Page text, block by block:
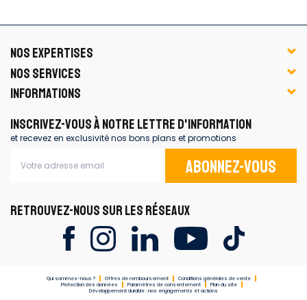
NOS EXPERTISES
NOS SERVICES
INFORMATIONS
INSCRIVEZ-VOUS À NOTRE LETTRE D'INFORMATION
et recevez en exclusivité nos bons plans et promotions
Abonnez-vous
RETROUVEZ-NOUS SUR LES RÉSEAUX
Qui sommes-nous ? Offres de remboursement
Conditions générales de vente
Protection des données
Paramètres de consentement
Plan du site
Développement durable : nos engagements et actions